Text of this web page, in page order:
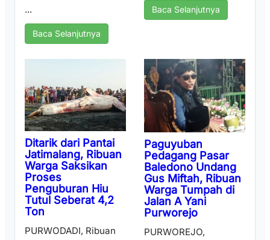
...
Baca Selanjutnya
Baca Selanjutnya
Ditarik dari Pantai
Jatimalang, Ribuan
Warga Saksikan
Proses
Penguburan Hiu
Tutul Seberat 4,2
Ton
PURWODADI, Ribuan
Paguyuban
Pedagang Pasar
Baledono Undang
Gus Miftah, Ribuan
Warga Tumpah di
Jalan A Yani
Purworejo
PURWOREJO,